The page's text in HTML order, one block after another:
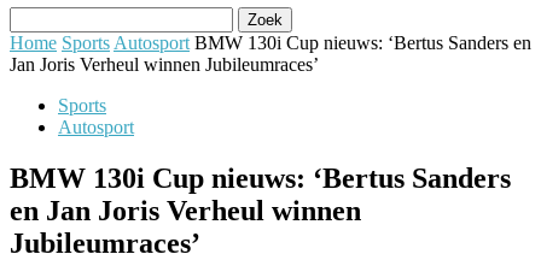
Home Sports Autosport BMW 130i Cup nieuws: ‘Bertus Sanders en
Jan Joris Verheul winnen Jubileumraces’
Sports
Autosport
BMW 130i Cup nieuws: ‘Bertus Sanders
en Jan Joris Verheul winnen
Jubileumraces’